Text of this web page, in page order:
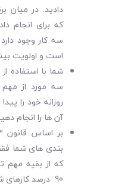
دادید. در میان
که برای انجام
سه کار وجود
است و اولویت
سه مورد از
روزانه خود را
آن ها را انجام
بندی های شما
که از بقیه مهم
90 درصد کارهای شما را جلو ببرد.